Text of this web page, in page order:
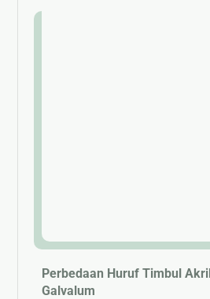
Perbedaan Huruf Timbul
Galvalum